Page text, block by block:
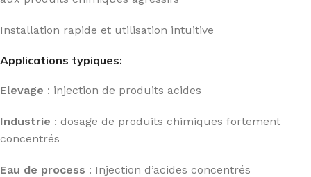
Installation rapide et utilisation intuitive
Applications typiques:
Elevage : injection de produits acides
Industrie : dosage de produits chimiques fortement
concentrés
Eau de process : Injection d’acides concentrés